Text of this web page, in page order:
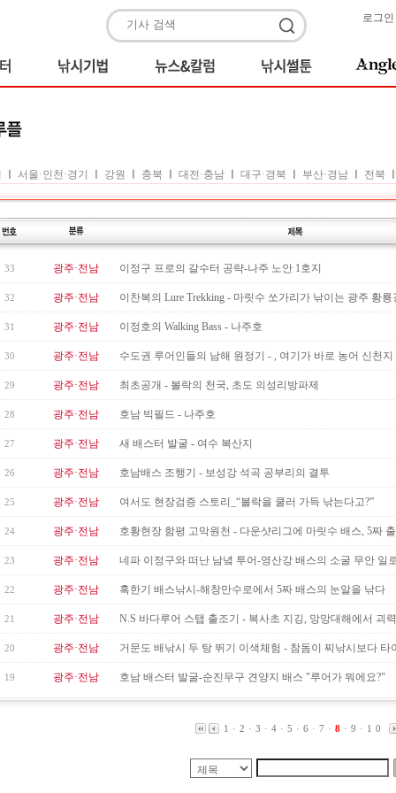
로그인
서울·인천·경기 강원 충북 대전·충남 대구·경북 부산·경남 전북
33 광주·전남 이정구 프로의 갈수터 공략-나주 노안 1호지
32 광주·전남 이찬복의 Lure Trekking - 마릿수 쏘가리가 낚이는 광주 황룡
31 광주·전남 이정호의 Walking Bass - 나주호
30 광주·전남 수도권 루어인들의 남해 원정기 - , 여기가 바로 농어 신천지
29 광주·전남 최초공개 - 볼락의 천국, 초도 의성리방파제
28 광주·전남 호남 빅필드 - 나주호
27 광주·전남 새 배스터 발굴 - 여수 복산지
26 광주·전남 호남배스 조행기 - 보성강 석곡 공부리의 결투
25 광주·전남 여서도 현장검증 스토리_“볼락을 쿨러 가득 낚는다고?”
24 광주·전남 호황현장 함평 고막원천 - 다운샷리그에 마릿수 배스, 5짜
23 광주·전남 네파 이정구와 떠난 남녘 투어-영산강 배스의 소굴 무안 일
22 광주·전남 혹한기 배스낚시-해창만수로에서 5짜 배스의 눈알을 낚다
21 광주·전남 N.S 바다루어 스탭 출조기 - 복사초 지깅, 망망대해에서 괴
20 광주·전남 거문도 배낚시 두 탕 뛰기 이색체험 - 참돔이 찌낚시보다 타
19 광주·전남 호남 배스터 발굴-순진무구 견양지 배스 "루어가 뭐에요?"
1 · 2 · 3 · 4 · 5 · 6 · 7 · 8 · 9 · 10